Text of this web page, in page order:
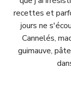
recettes et
jours ne
Cannelés,
guimauve,